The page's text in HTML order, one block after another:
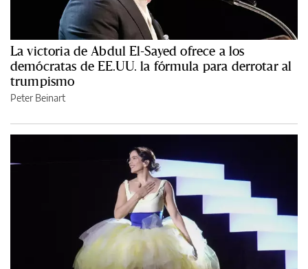
La victoria de Abdul El-Sayed ofrece a los
demócratas de EE.UU. la fórmula para derrotar al
trumpismo
Peter Beinart